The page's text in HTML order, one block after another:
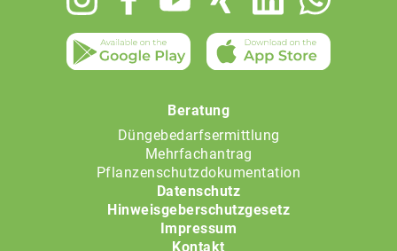
Beratung
Düngebedarfsermittlung
Mehrfachantrag
Pflanzenschutzdokumentation
Datenschutz
Hinweisgeberschutzgesetz
Impressum
Kontakt